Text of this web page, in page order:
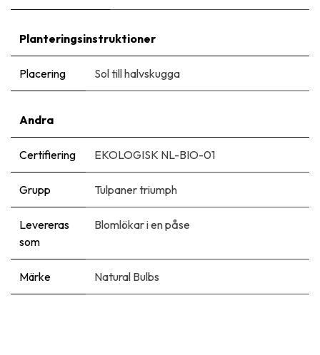
Planteringsinstruktioner
Placering Sol till halvskugga
Andra
Certifiering EKOLOGISK NL-BIO-01
Grupp Tulpaner triumph
Levereras
som
Blomlökar i en påse
Märke Natural Bulbs